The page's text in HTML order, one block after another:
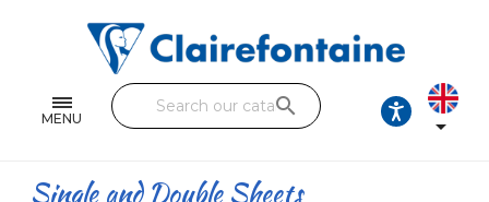
MENU
Single and double sheets
Fine arts
search

Single and Double Sheets